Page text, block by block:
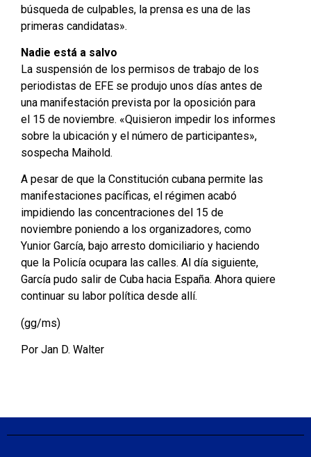
búsqueda de culpables, la prensa es una de las
primeras candidatas».
Nadie está a salvo
La suspensión de los permisos de trabajo de los
periodistas de EFE se produjo unos días antes de
una manifestación prevista por la oposición para
el 15 de noviembre. «Quisieron impedir los informes
sobre la ubicación y el número de participantes»,
sospecha Maihold.
A pesar de que la Constitución cubana permite las
manifestaciones pacíficas, el régimen acabó
impidiendo las concentraciones del 15 de
noviembre poniendo a los organizadores, como
Yunior García, bajo arresto domiciliario y haciendo
que la Policía ocupara las calles. Al día siguiente,
García pudo salir de Cuba hacia España. Ahora quiere
continuar su labor política desde allí.
(gg/ms)
Por Jan D. Walter